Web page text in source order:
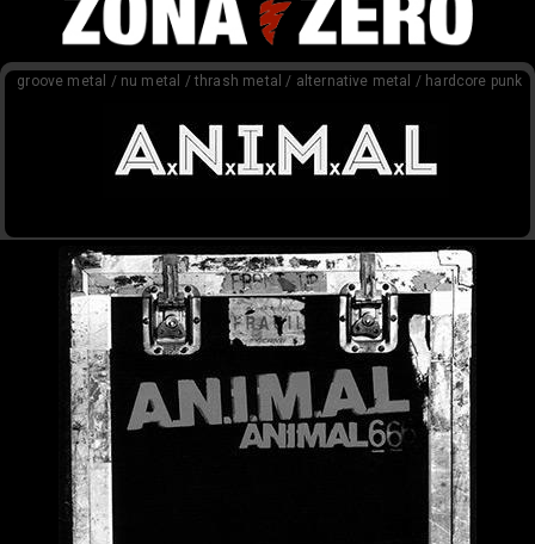
CONTENIDO
COMUNIDAD
FEEEDBACK
groove metal / nu metal / thrash metal / alternative metal / hardcore punk